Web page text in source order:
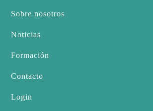
Sobre nosotros
Noticias
Formación
Contacto
Login